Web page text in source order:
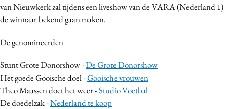
Design
Digital transformation
Diversiteit
Gedragsverandering
Influencer marketing
Interne communicatie
van Nieuwkerk zal tijdens een liveshow van de VARA (Nederland 1)
de winnaar bekend gaan maken.
De genomineerden
Stunt Grote Donorshow -De Grote Donorshow
Het goede Gooische doel -Gooische vrouwen
Theo Maassen doet het weer -Studio Voetbal
De doedelzak -Nederland te koop